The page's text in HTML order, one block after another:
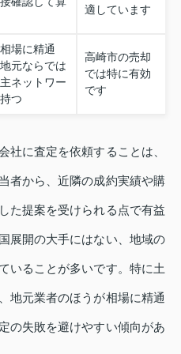
適しています
場に精通
元ならでは
ネットワー
つ
高崎市の売却
では特に有効
です
社に査定を依頼することは、
者から、近隣の成約実績や購
た提案を受けられる点で有益
展開の大手にはない、地域の
いることが多いです。特に土
地元業者のほうが相場に精通
の失敗を避けやすい傾向があ